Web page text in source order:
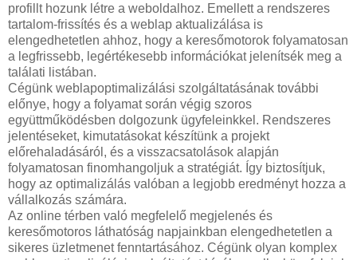
profillt hozunk létre a weboldalhoz. Emellett a rendszeres
tartalom-frissítés és a weblap aktualizálása is
elengedhetetlen ahhoz, hogy a keresőmotorok folyamatosan
a legfrissebb, legértékesebb információkat jelenítsék meg a
találati listában.
Cégünk weblapoptimalizálási szolgáltatásának további
előnye, hogy a folyamat során végig szoros
együttműködésben dolgozunk ügyfeleinkkel. Rendszeres
jelentéseket, kimutatásokat készítünk a projekt
előrehaladásáról, és a visszacsatolások alapján
folyamatosan finomhangoljuk a stratégiát. Így biztosítjuk,
hogy az optimalizálás valóban a legjobb eredményt hozza a
vállalkozás számára.
Az online térben való megfelelő megjelenés és
keresőmotoros láthatóság napjainkban elengedhetetlen a
sikeres üzletmenet fenntartásához. Cégünk olyan komplex